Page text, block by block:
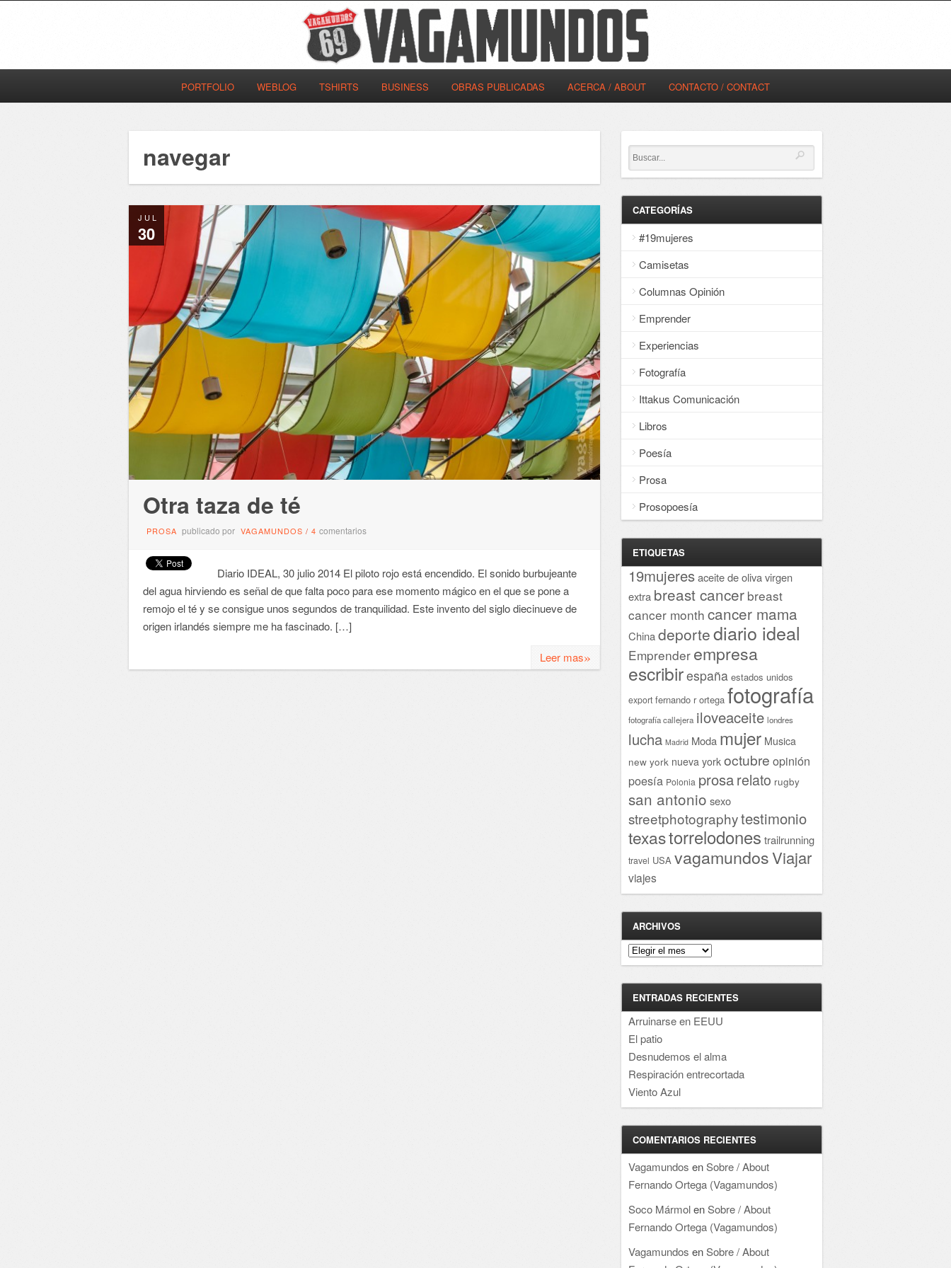
PORTFOLIO WEBLOG TSHIRTS BUSINESS OBRAS PUBLICADAS ACERCA / ABOUT CONTACTO / CONTACT
navegar
JUL
30
Otra taza de té
PROSA publicado por VAGAMUNDOS / 4 comentarios
Diario IDEAL, 30 julio 2014 El piloto rojo está encendido. El sonido burbujeante
del agua hirviendo es señal de que falta poco para ese momento mágico en el que se pone a
remojo el té y se consigue unos segundos de tranquilidad. Este invento del siglo diecinueve de
origen irlandés siempre me ha fascinado. […]
Leer mas»
CATEGORÍAS
#19mujeres
Camisetas
Columnas Opinión
Emprender
Experiencias
Fotografía
Ittakus Comunicación
Libros
Poesía
Prosa
Prosopoesía
ETIQUETAS
19mujeresaceite de oliva virgen
extra breast cancer breast
cancer month cancer mama
Chinadeportediario ideal
Emprender empresa
escribirespaña estados unidos
export fernando r ortega fotografía
fotografía callejera iloveaceite londres
lucha Madrid Moda mujer Musica
new york nueva york octubre opinión
poesía Polonia prosarelato rugby
san antonio sexo
streetphotographytestimonio
texastorrelodones trailrunning
travel USA vagamundosViajar
viajes
ARCHIVOS
Archivos
ENTRADAS RECIENTES
Arruinarse en EEUU
El patio
Desnudemos el alma
Respiración entrecortada
Viento Azul
COMENTARIOS RECIENTES
Vagamundos enSobre / About
Fernando Ortega (Vagamundos)
Soco MármolenSobre / About
Fernando Ortega (Vagamundos)
Vagamundos enSobre / About